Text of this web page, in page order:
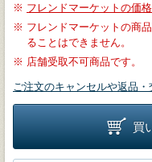
※ フレンドマーケットの価
※ フレンドマーケットの商
ることはできません。
※ 店舗受取不可商品です。
ご注文のキャンセルや返品
買